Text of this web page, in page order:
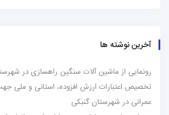
آخرین نوشته ها
رونمایی از ماشین آلات سنگین راهسازی در
تخصیص اعتبارات ارزش افزوده، استانی و ملی
عمرانی در شهرستان گنبکی